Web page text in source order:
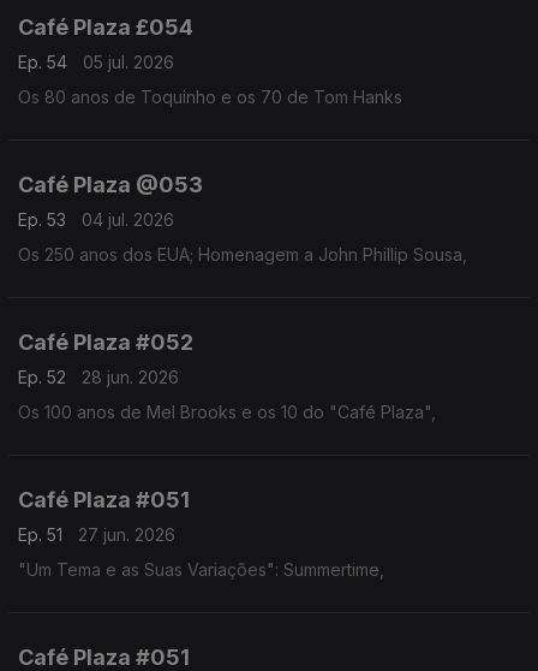
Café Plaza £054
Ep. 54
05 jul. 2026
Os 80 anos de Toquinho e os 70 de Tom Hanks
Café Plaza @053
Ep. 53
04 jul. 2026
Os 250 anos dos EUA; Homenagem a John Phillip Sousa,
Café Plaza #052
Ep. 52
28 jun. 2026
Os 100 anos de Mel Brooks e os 10 do "Café Plaza",
Café Plaza #051
Ep. 51
27 jun. 2026
"Um Tema e as Suas Variações": Summertime,
Café Plaza #051